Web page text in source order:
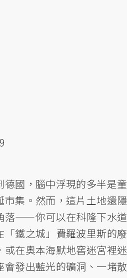
德國，腦中浮現的多半是童
集。然而，這片土地還隱
落——你可以在科隆下水道
鐵之城」費羅波里斯的廢
在奧本海默地窖迷宮裡迷
發出藍光的礦洞、一堵散